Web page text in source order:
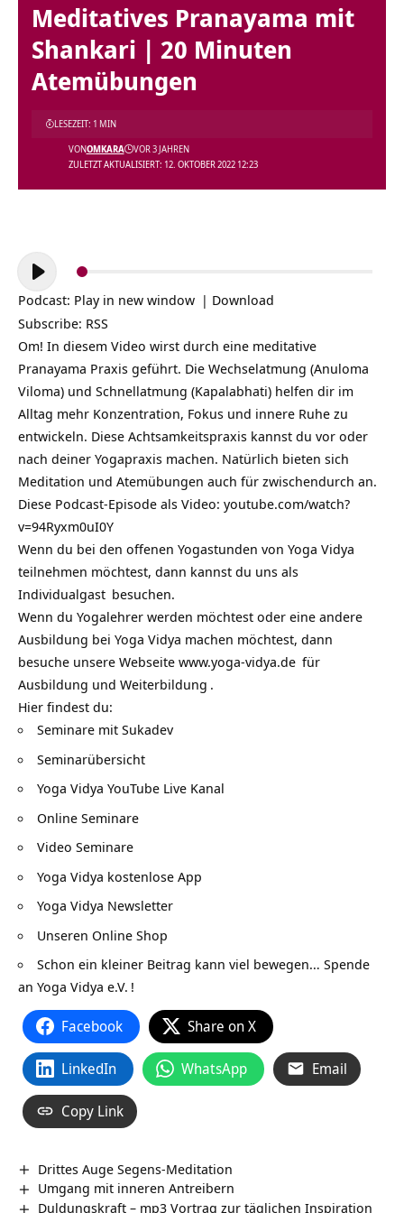
Meditatives Pranayama mit
Shankari | 20 Minuten
Atemübungen
ZULETZT AKTUALISIERT: 12. OKTOBER 2022 12:23
VONOMKARA VOR 3 JAHREN
LESEZEIT: 1 MIN
Audio-
Player
Podcast: Play in new window | Download
Subscribe: RSS
Om! In diesem Video wirst durch eine meditative
Pranayama Praxis geführt. Die Wechselatmung (Anuloma
Viloma) und Schnellatmung (Kapalabhati) helfen dir im
Alltag mehr Konzentration, Fokus und innere Ruhe zu
entwickeln. Diese Achtsamkeitspraxis kannst du vor oder
nach deiner Yogapraxis machen. Natürlich bieten sich
Meditation und Atemübungen auch für zwischendurch an.
Diese Podcast-Episode als Video: youtube.com/watch?
v=94Ryxm0uI0Y
Wenn du bei den offenen Yogastunden von Yoga Vidya
teilnehmen möchtest, dann kannst du uns als
Individualgast besuchen.
Wenn du Yogalehrer werden möchtest oder eine andere
Ausbildung bei Yoga Vidya machen möchtest, dann
besuche unsere Webseite www.yoga-vidya.de für
Ausbildung und Weiterbildung .
Hier findest du:
Seminare mit Sukadev
Seminarübersicht
Yoga Vidya YouTube Live Kanal
Online Seminare
Video Seminare
Yoga Vidya kostenlose App
Yoga Vidya Newsletter
Unseren Online Shop
Schon ein kleiner Beitrag kann viel bewegen… Spende
an Yoga Vidya e.V. !
Facebook Share on X
LinkedIn WhatsApp Email
Copy Link
Drittes Auge Segens-Meditation
Umgang mit inneren Antreibern
Duldungskraft – mp3 Vortrag zur täglichen Inspiration